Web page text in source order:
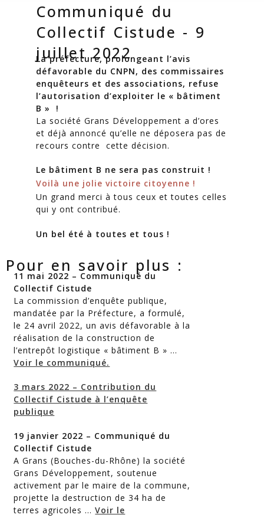
Communiqué du
Collectif Cistude - 9
juillet 2022
La préfecture, prolongeant l’avis
défavorable du CNPN, des commissaires
enquêteurs et des associations, refuse
l’autorisation d’exploiter le « bâtiment
B » !
La société Grans Développement a d’ores
et déjà annoncé qu’elle ne déposera pas de
recours contre cette décision.
Le bâtiment B ne sera pas construit !
Voilà une jolie victoire citoyenne !
Un grand merci à tous ceux et toutes celles
qui y ont contribué.
Un bel été à toutes et tous !
Pour en savoir plus :
11 mai 2022 – Communiqué du
Collectif Cistude
La commission d’enquête publique,
mandatée par la Préfecture, a formulé,
le 24 avril 2022, un avis défavorable à la
réalisation de la construction de
l’entrepôt logistique « bâtiment B » …
Voir le communiqué.
3 mars 2022 – Contribution du
Collectif Cistude à l’enquête
publique
19 janvier 2022 – Communiqué du
Collectif Cistude
A Grans (Bouches-du-Rhône) la société
Grans Développement, soutenue
activement par le maire de la commune,
projette la destruction de 34 ha de
terres agricoles …Voir le